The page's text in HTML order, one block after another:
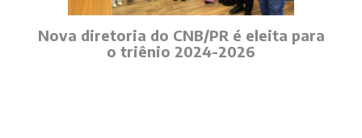
Nova diretoria do CNB/PR é eleita para
o triênio 2024-2026